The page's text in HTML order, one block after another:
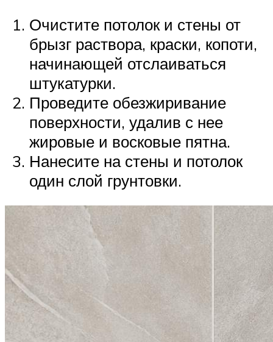
Очистите потолок и стены от
брызг раствора, краски, копоти,
начинающей отслаиваться
штукатурки.
Проведите обезжиривание
поверхности, удалив с нее
жировые и восковые пятна.
Нанесите на стены и потолок
один слой грунтовки.